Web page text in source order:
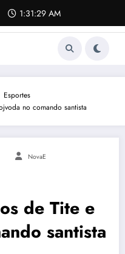
1:31:30 AM
Esportes
no comando santista
NovaE
de Tite e
santista